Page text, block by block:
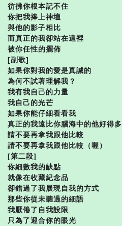
彷彿你根本記不住
你把我捧上神壇
與他的影子相比
而真正的我卻站在這裡
被你任性的擺佈
[副歌]
如果你對我的愛是真誠的
為何不試著理解我？
我有我自己的力量
我自己的光芒
如果你能仔細看看我
真正的我遠比你腦海中的他好得多
請不要再拿我跟他比較
請不要再拿我跟他比較（喔）
[第二段]
你細數我的缺點
就像在收藏紀念品
卻錯過了我展現自我的方式
那些你從未聽過的細語
我厭倦了自我設限
只為了迎合你的眼光